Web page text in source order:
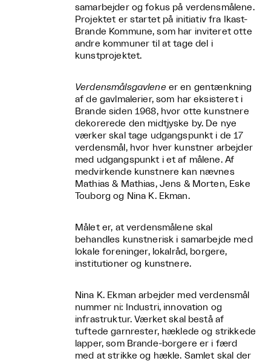
samarbejder og fokus på verdensmålene.
Projektet er startet på initiativ fra Ikast-
Brande Kommune, som har inviteret otte
andre kommuner til at tage del i
kunstprojektet.
Verdensmålsgavlene er en gentænkning
af de gavlmalerier, som har eksisteret i
Brande siden 1968, hvor otte kunstnere
dekorerede den midtjyske by. De nye
værker skal tage udgangspunkt i de 17
verdensmål, hvor hver kunstner arbejder
med udgangspunkt i et af målene. Af
medvirkende kunstnere kan nævnes
Mathias & Mathias, Jens & Morten, Eske
Touborg og Nina K. Ekman.
Målet er, at verdensmålene skal
behandles kunstnerisk i samarbejde med
lokale foreninger, lokalråd, borgere,
institutioner og kunstnere.
Nina K. Ekman arbejder med verdensmål
nummer ni: Industri, innovation og
infrastruktur. Værket skal bestå af
tuftede garnrester, hæklede og strikkede
lapper, som Brande-borgere er i færd
med at strikke og hækle. Samlet skal der